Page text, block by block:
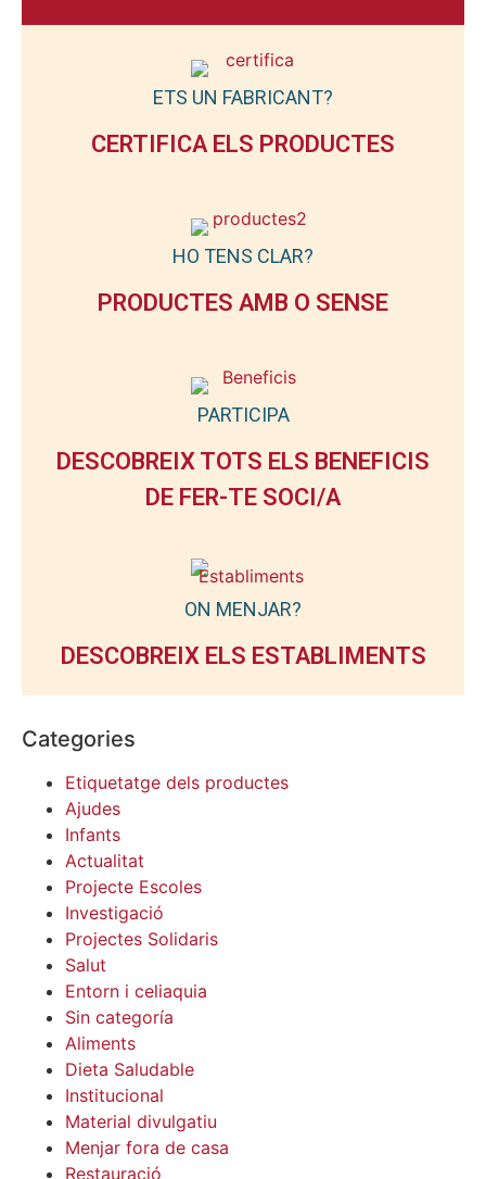
ETS UN FABRICANT?
CERTIFICA ELS PRODUCTES
HO TENS CLAR?
PRODUCTES AMB O SENSE
PARTICIPA
DESCOBREIX TOTS ELS BENEFICIS
DE FER-TE SOCI/A
ON MENJAR?
DESCOBREIX ELS ESTABLIMENTS
Categories
Etiquetatge dels productes
Ajudes
Infants
Actualitat
Projecte Escoles
Investigació
Projectes Solidaris
Salut
Entorn i celiaquia
Sin categoría
Aliments
Dieta Saludable
Institucional
Material divulgatiu
Menjar fora de casa
Restauració